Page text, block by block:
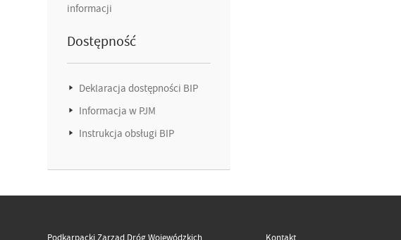
informacji
Dostępność
Deklaracja dostępności BIP
Informacja w PJM
Instrukcja obsługi BIP
Podkarpacki Zarząd Dróg Wojewódzkich
Kontakt